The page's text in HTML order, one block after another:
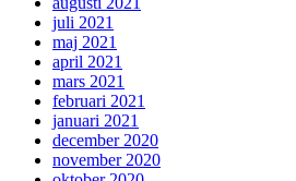
juli 2021
maj 2021
april 2021
mars 2021
februari 2021
januari 2021
december 2020
november 2020